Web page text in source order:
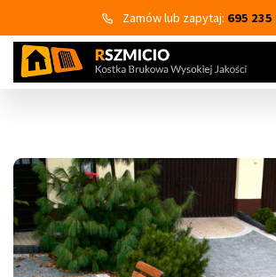
Zamów lub zapytaj: 695 235
Wszystkie kategorie
Kostka brukowa